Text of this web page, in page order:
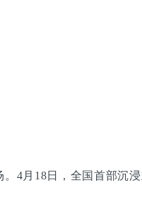
4月18日，全国首部沉